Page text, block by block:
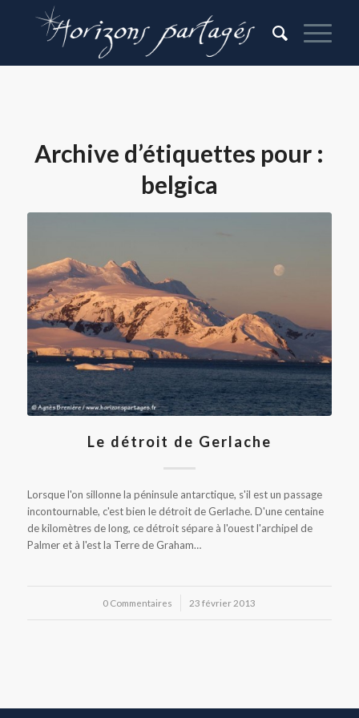
Archive d’étiquettes pour :
belgica
Le détroit de Gerlache
Lorsque l'on sillonne la péninsule antarctique, s'il est un passage
incontournable, c'est bien le détroit de Gerlache. D'une centaine
de kilomètres de long, ce détroit sépare à l'ouest l'archipel de
Palmer et à l'est la Terre de Graham…
0 Commentaires
/ 23 février 2013